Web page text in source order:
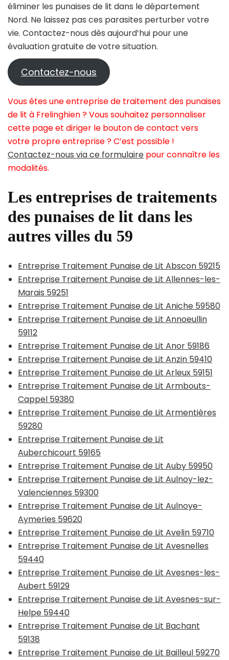
éliminer les punaises de lit dans le département
Nord. Ne laissez pas ces parasites perturber votre
vie. Contactez-nous dès aujourd’hui pour une
évaluation gratuite de votre situation.
Contactez-nous
Vous êtes une entreprise de traitement des punaises
de lit à Frelinghien ? Vous souhaitez personnaliser
cette page et diriger le bouton de contact vers
votre propre entreprise ? C’est possible !
Contactez-nous via ce formulaire pour connaître les
modalités.
Les entreprises de traitements
des punaises de lit dans les
autres villes du 59
Entreprise Traitement Punaise de Lit Abscon 59215
Entreprise Traitement Punaise de Lit Allennes-les-
Marais 59251
Entreprise Traitement Punaise de Lit Aniche 59580
Entreprise Traitement Punaise de Lit Annoeullin
59112
Entreprise Traitement Punaise de Lit Anor 59186
Entreprise Traitement Punaise de Lit Anzin 59410
Entreprise Traitement Punaise de Lit Arleux 59151
Entreprise Traitement Punaise de Lit Armbouts-
Cappel 59380
Entreprise Traitement Punaise de Lit Armentières
59280
Entreprise Traitement Punaise de Lit
Auberchicourt 59165
Entreprise Traitement Punaise de Lit Auby 59950
Entreprise Traitement Punaise de Lit Aulnoy-lez-
Valenciennes 59300
Entreprise Traitement Punaise de Lit Aulnoye-
Aymeries 59620
Entreprise Traitement Punaise de Lit Avelin 59710
Entreprise Traitement Punaise de Lit Avesnelles
59440
Entreprise Traitement Punaise de Lit Avesnes-les-
Aubert 59129
Entreprise Traitement Punaise de Lit Avesnes-sur-
Helpe 59440
Entreprise Traitement Punaise de Lit Bachant
59138
Entreprise Traitement Punaise de Lit Bailleul 59270